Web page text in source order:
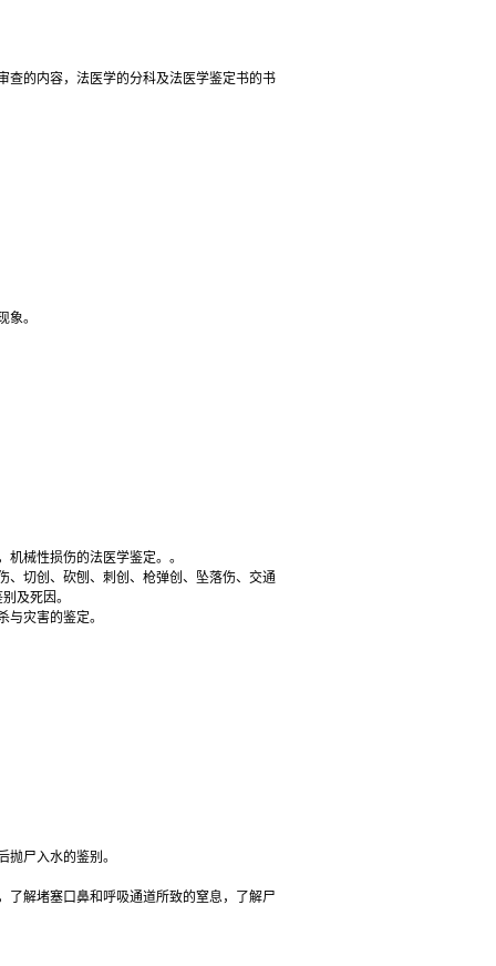
的内容，法医学的分科及法医学鉴定书的书
。
械性损伤的法医学鉴定。。
切创、砍刨、刺创、枪弹创、坠落伤、交通
及死因。
灾害的鉴定。
尸入水的鉴别。
解堵塞口鼻和呼吸通道所致的窒息，了解尸